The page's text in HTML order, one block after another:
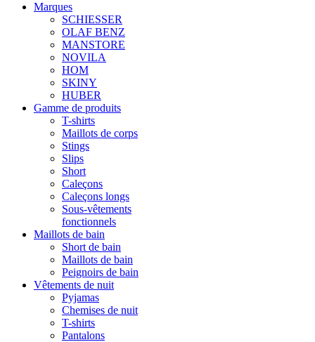
Marques
SCHIESSER
OLAF BENZ
MANSTORE
NOVILA
HOM
SKINY
HUBER
Gamme de produits
T-shirts
Maillots de corps
Stings
Slips
Short
Caleçons
Caleçons longs
Sous-vêtements
fonctionnels
Maillots de bain
Short de bain
Maillots de bain
Peignoirs de bain
Vêtements de nuit
Pyjamas
Chemises de nuit
T-shirts
Pantalons